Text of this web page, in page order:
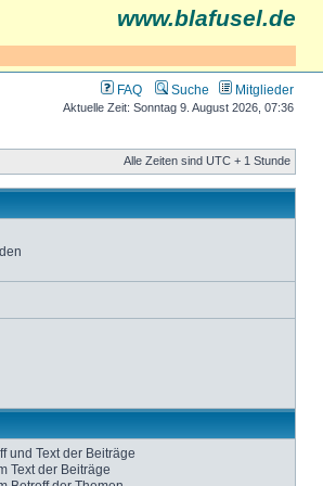
www.blafusel.de
FAQ Suche Mitglieder
Aktuelle Zeit: Sonntag 9. August 2026, 07:36
Alle Zeiten sind UTC + 1 Stunde
und Text der Beiträge
Text der Beiträge